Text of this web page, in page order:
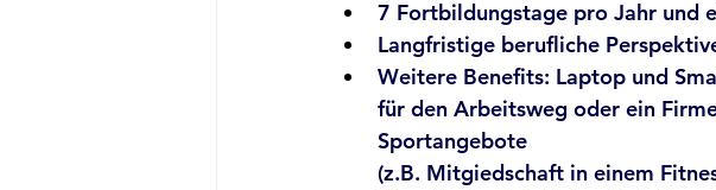
7 Fortbildungstage pro Jahr und
Langfristige berufliche
Weitere Benefits: Laptop und
für den Arbeitsweg oder ein
Sportangebote
(z.B. Mitgiedschaft in einem